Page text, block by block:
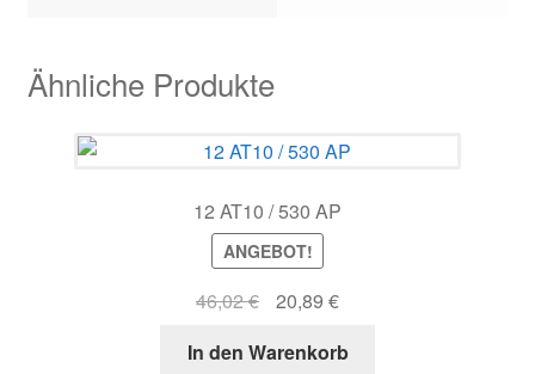
Ähnliche Produkte
12 AT10 / 530 AP
ANGEBOT!
46,02€
Ursprünglicher
war:
20,89 €Aktueller
ist:
In den Warenkorb